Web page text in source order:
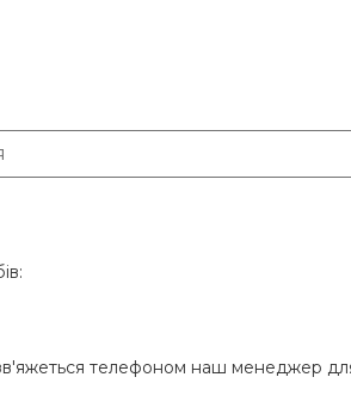
телефоном наш менеджер